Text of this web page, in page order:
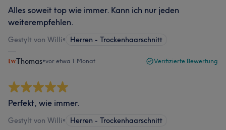
Alles soweit top wie immer. Kann ich nur jeden
weiterempfehlen.
Gestylt von Willi• Herren - Trockenhaarschnitt
Thomas•vor etwa 1 Monat Verifizierte Bewertung
Perfekt, wie immer.
Gestylt von Willi• Herren - Trockenhaarschnitt